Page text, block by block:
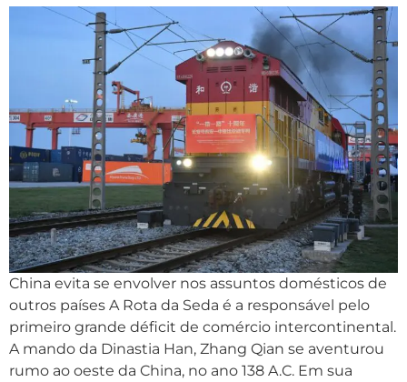
China evita se envolver nos assuntos domésticos de
outros países A Rota da Seda é a responsável pelo
primeiro grande déficit de comércio intercontinental.
A mando da Dinastia Han, Zhang Qian se aventurou
rumo ao oeste da China, no ano 138 A.C. Em sua